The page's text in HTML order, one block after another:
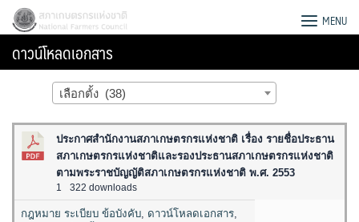
Skip
content
สภาเกษตรกรแห่งชาติ MENU
ดาวน์โหลดเอกสาร
เลือกตั้ง (38)
ประกาศสำนักงานสภาเกษตรกรแห่งชาติ เรื่อง รายชื่อประธาน
สภาเกษตรกรแห่งชาติและรองประธานสภาเกษตรกรแห่งชาติ
ตามพระราชบัญญัติสภาเกษตรกรแห่งชาติ พ.ศ. 2553
1 322 downloads
กฎหมาย ระเบียบ ข้อบังคับ, ดาวน์โหลดเอกสาร,